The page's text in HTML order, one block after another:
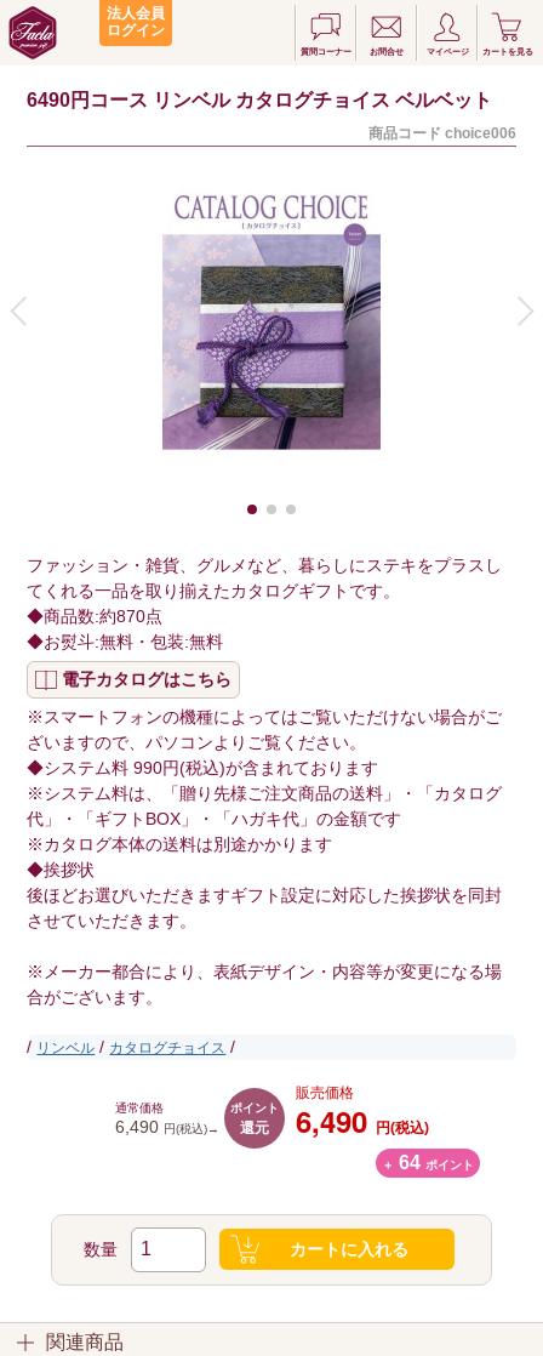
法人会員
ログイン
質問コーナー お問合せ マイページ カートを見る
6490円コース リンベル カタログチョイス ベルベット
商品コード choice006
ファッション・雑貨、グルメなど、暮らしにステキをプラスし
てくれる一品を取り揃えたカタログギフトです。
◆商品数:約870点
◆お熨斗:無料・包装:無料
電子カタログはこちら
※スマートフォンの機種によってはご覧いただけない場合がご
ざいますので、パソコンよりご覧ください。
◆システム料 990円(税込)が含まれております
※システム料は、「贈り先様ご注文商品の送料」・「カタログ
代」・「ギフトBOX」・「ハガキ代」の金額です
※カタログ本体の送料は別途かかります
◆挨拶状
後ほどお選びいただきますギフト設定に対応した挨拶状を同封
させていただきます。
※メーカー都合により、表紙デザイン・内容等が変更になる場
合がございます。
/ リンベル / カタログチョイス /
通常価格
6,490 円(税込)→
ポイント
還元
販売価格
6,490 円(税込)
＋ 64 ポイント
数量 カートに入れる
関連商品